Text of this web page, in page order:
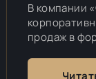
В компании
продаж в